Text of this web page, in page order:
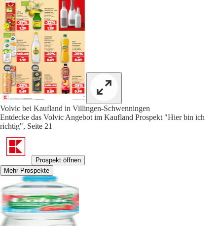
Volvic bei Kaufland in Villingen-Schwenningen
Entdecke das Volvic Angebot im Kaufland Prospekt "Hier bin ich
richtig", Seite 21
Prospekt öffnen
Mehr Prospekte